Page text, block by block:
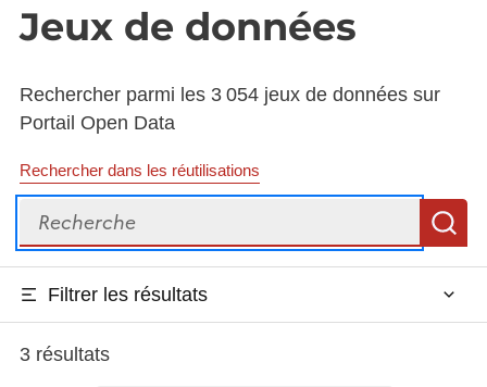
Jeux de données
Rechercher parmi les 3 054 jeux de données sur
Portail Open Data
Rechercher dans les réutilisations
Recherche
Filtrer les résultats
3 résultats